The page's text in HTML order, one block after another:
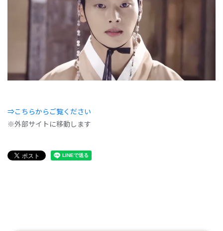
⇒こちらからご覧ください
※外部サイトに移動します